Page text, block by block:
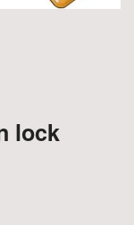
lock